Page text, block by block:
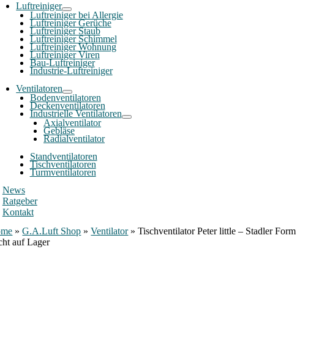
Luftreiniger
Luftreiniger bei Allergie
Luftreiniger Gerüche
Luftreiniger Staub
Luftreiniger Schimmel
Luftreiniger Wohnung
Luftreiniger Viren
Bau-Luftreiniger
Industrie-Luftreiniger
Ventilatoren
Bodenventilatoren
Deckenventilatoren
Industrielle Ventilatoren
Axialventilator
Gebläse
Radialventilator
Standventilatoren
Tischventilatoren
Turmventilatoren
News
Ratgeber
Kontakt
»G.A.Luft Shop »Ventilator»Tischventilator Peter little – Stadler Form
auf Lager